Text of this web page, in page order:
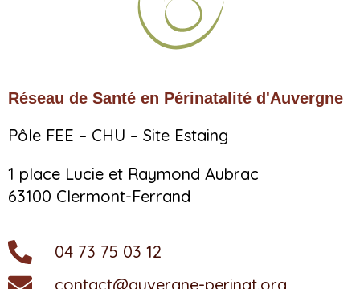
Réseau de Santé en Périnatalité d'Auvergne
Pôle FEE – CHU – Site Estaing
1 place Lucie et Raymond Aubrac
63100 Clermont-Ferrand
04 73 75 03 12
contact@auvergne-perinat.org